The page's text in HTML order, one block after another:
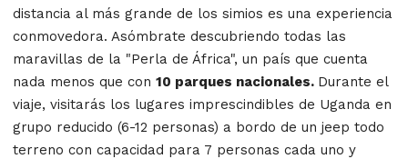
distancia al más grande de los simios es una experiencia
conmovedora. Asómbrate descubriendo todas las
maravillas de la "Perla de África", un país que cuenta
nada menos que con 10 parques nacionales. Durante el
viaje, visitarás los lugares imprescindibles de Uganda en
grupo reducido (6-12 personas) a bordo de un jeep todo
terreno con capacidad para 7 personas cada uno y